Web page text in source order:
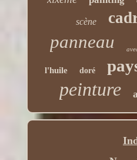
scène
panneau
l'huile doré
peinture